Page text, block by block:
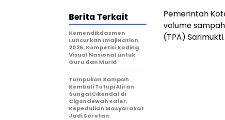
Pemerintah
volume
(TPA)
Berita Terkait
Kemendikdasmen
Luncurkan ImajiNation
2026, Kompetisi Koding
Visual Nasional untuk
Guru dan Murid
Tumpukan Sampah
Kembali Tutupi Aliran
Sungai Cikendal di
Cigondewah Kaler,
Kepedulian Masyarakat
Jadi Sorotan